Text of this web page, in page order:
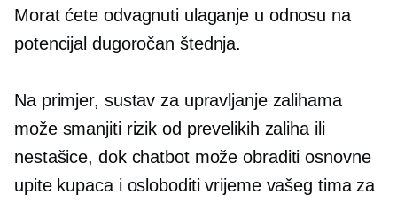
Morat ćete odvagnuti ulaganje u odnosu na
potencijal dugoročan štednja.
Na primjer, sustav za upravljanje zalihama
može smanjiti rizik od prevelikih zaliha ili
nestašice, dok chatbot može obraditi osnovne
upite kupaca i osloboditi vrijeme vašeg tima za